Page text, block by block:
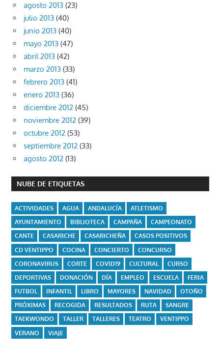
agosto 2013 (23)
julio 2013 (40)
junio 2013 (40)
mayo 2013 (47)
abril 2013 (42)
marzo 2013 (33)
febrero 2013 (41)
enero 2013 (36)
diciembre 2012 (45)
noviembre 2012 (39)
octubre 2012 (53)
septiembre 2012 (33)
agosto 2012 (13)
NUBE DE ETIQUETAS
ACTIVIDADES AGUA ANDALUCÍA
ATLETISMO
AYUNTAMIENTO
BIBLIOTECA CAMPAÑA
CAMPEONATO
CANTE
CASARICHE CASARICHEÑA
CASOS POSITIVOS
CD VENTIPPO
COCINA CONCIERTO
CONCURSO
CORONAVIRUS
CORTE COVID19 CULTURAL
CURSO
DEPORTIVAS
DONACIÓN DÍA EMPLEO ESCUELA
FERIA
FUTBOL
INFANTIL LIBRO MAYORES NAVIDAD
OTOÑO
PRÓXIMAS
RECOGIDA RESULTADOS RUTA
SANGRE
TAEKWONDO
TALLER TALLERES TEATRO
VENTIPPO
VERANO
VIAJE